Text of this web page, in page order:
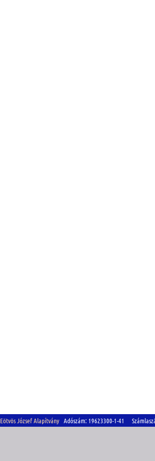
Eötvös József Alapítvány Adószám: 19623300-1-41